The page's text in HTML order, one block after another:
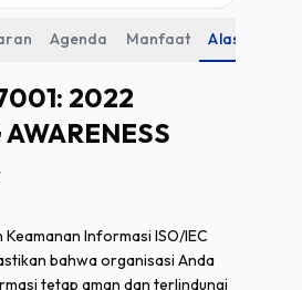
Agenda Manfaat Alasan
2022
Keamanan Informasi ISO/IEC
bahwa organisasi Anda
tetap aman dan terlindungi